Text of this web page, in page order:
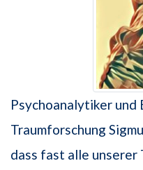
Psychoanalytiker und
Traumforschung
dass fast alle unserer